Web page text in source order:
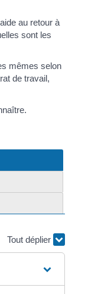
au retour à
sont les
mêmes selon
de travail,
Tout déplier